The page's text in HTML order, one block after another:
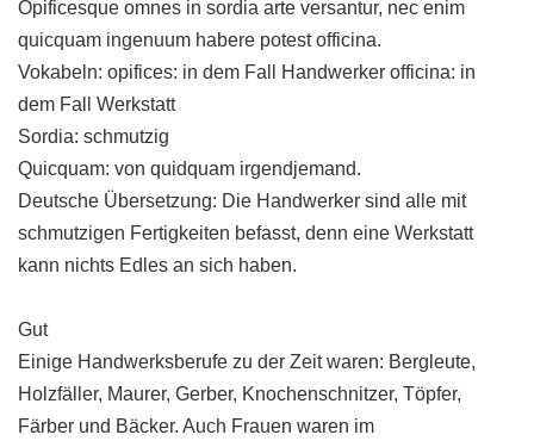
Opificesque omnes in sordia arte versantur, nec enim
quicquam ingenuum habere potest officina.
Vokabeln: opifices: in dem Fall Handwerker officina: in
dem Fall Werkstatt
Sordia: schmutzig
Quicquam: von quidquam irgendjemand.
Deutsche Übersetzung: Die Handwerker sind alle mit
schmutzigen Fertigkeiten befasst, denn eine Werkstatt
kann nichts Edles an sich haben.
Gut
Einige Handwerksberufe zu der Zeit waren: Bergleute,
Holzfäller, Maurer, Gerber, Knochenschnitzer, Töpfer,
Färber und Bäcker. Auch Frauen waren im